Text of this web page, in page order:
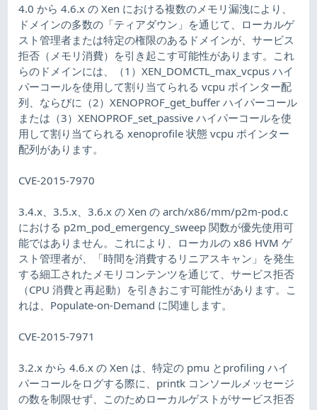
4.0 から 4.6.x の Xen における複数のメモリ漏洩により、
ドメインの多数の「ティアダウン」を通じて、ローカルゲ
スト管理者または特定の権限のあるドメインが、サービス
拒否（メモリ消費）を引き起こす可能性があります。これ
らのドメインには、（1）XEN_DOMCTL_max_vcpus ハイ
パーコールを使用して割り当てられる vcpu ポインター配
列、ならびに（2）XENOPROF_get_buffer ハイパーコール
または（3）XENOPROF_set_passive ハイパーコールを使
用して割り当てられる xenoprofile 状態 vcpu ポインター
配列があります。
CVE-2015-7970
3.4.x、3.5.x、3.6.x の Xen の arch/x86/mm/p2m-pod.c
における p2m_pod_emergency_sweep 関数が優先使用可
能ではありません。これにより、ローカルの x86 HVM ゲ
スト管理者が、「時間を消費するリニアスキャン」を発生
する細工されたメモリコンテンツを通じて、サービス拒否
（CPU 消費と再起動）を引きおこす可能性があります。こ
れは、Populate-on-Demand に関連します。
CVE-2015-7971
3.2.x から 4.6.x の Xen は、特定の pmu とprofiling ハイ
パーコールをログする際に、printk コンソールメッセージ
の数を制限せず、このためローカルゲストがサービス拒否